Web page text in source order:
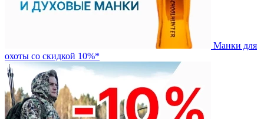
Манки для
охоты со скидкой 10%*